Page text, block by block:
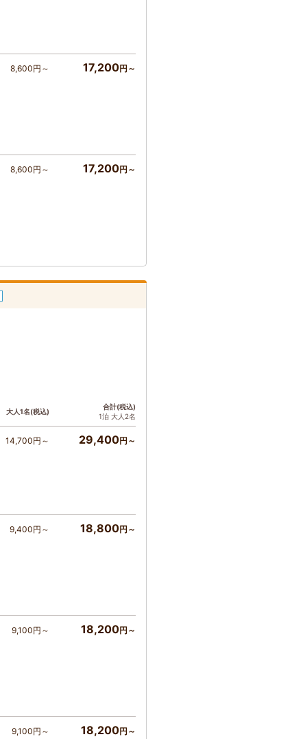
8,600円～ 17,200円～
8,600円～ 17,200円～
大人1名(税込)
合計(税込)
1泊 大人2名
14,700円～ 29,400円～
9,400円～ 18,800円～
9,100円～ 18,200円～
9,100円～ 18,200円～